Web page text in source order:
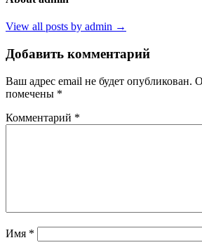
View all posts by admin →
Добавить комментарий
Ваш адрес email не будет опубликован.
помечены *
Комментарий *
Имя *